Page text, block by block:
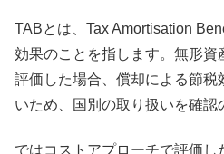
TABとは、Tax Amortisation
効果のことを指します。無形
評価した場合、償却による節税
いため、国別の取り扱いを確認
ではコストアプローチで評価し